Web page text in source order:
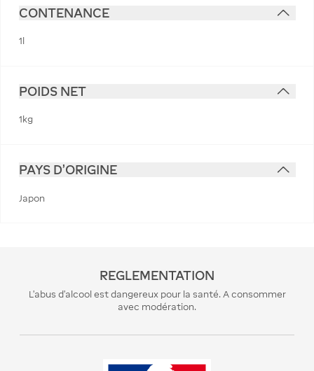
CONTENANCE
1l
POIDS NET
1kg
PAYS D'ORIGINE
Japon
REGLEMENTATION
L’abus d’alcool est dangereux pour la santé. A consommer
avec modération.